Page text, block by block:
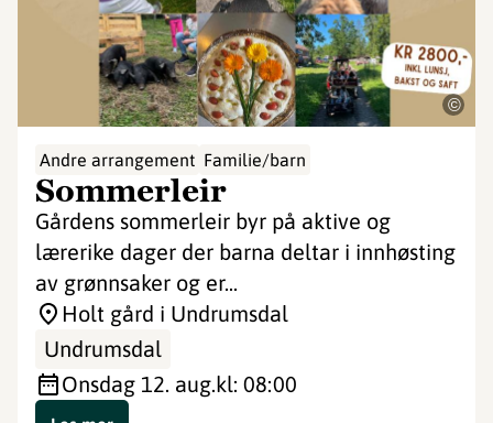
©
Andre arrangement Familie/barn
Sommerleir
Gårdens sommerleir byr på aktive og
lærerike dager der barna deltar i innhøsting
av grønnsaker og er...
Holt gård i Undrumsdal
Undrumsdal
onsdag 12. aug.kl: 08:00